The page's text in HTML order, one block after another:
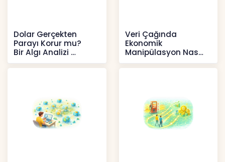
Dolar Gerçekten
Parayı Korur mu?
Bir Algı Analizi
İçerikler
Veri Çağında
Ekonomik
Manipülasyon Nasıl
Şekil Değiştirdi?
İçerikler